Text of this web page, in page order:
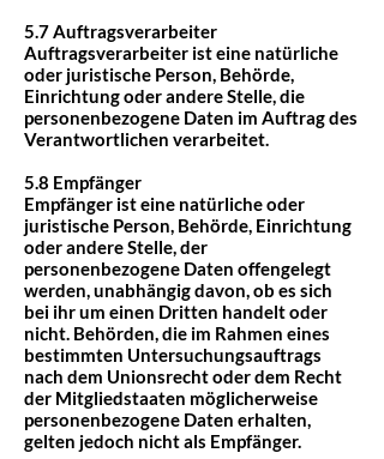
5.7 Auftragsverarbeiter
Auftragsverarbeiter ist eine natürliche
oder juristische Person, Behörde,
Einrichtung oder andere Stelle, die
personenbezogene Daten im Auftrag des
Verantwortlichen verarbeitet.
5.8 Empfänger
Empfänger ist eine natürliche oder
juristische Person, Behörde, Einrichtung
oder andere Stelle, der
personenbezogene Daten offengelegt
werden, unabhängig davon, ob es sich
bei ihr um einen Dritten handelt oder
nicht. Behörden, die im Rahmen eines
bestimmten Untersuchungsauftrags
nach dem Unionsrecht oder dem Recht
der Mitgliedstaaten möglicherweise
personenbezogene Daten erhalten,
gelten jedoch nicht als Empfänger.